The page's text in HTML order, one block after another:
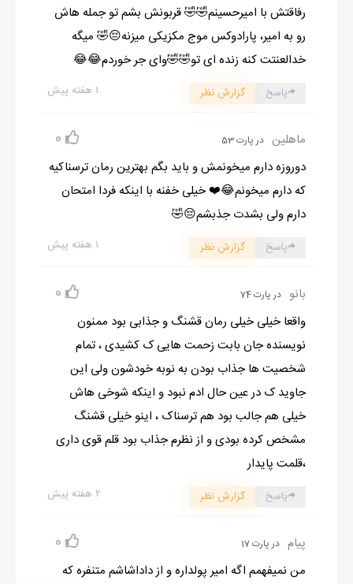
رفاقتش با امیرحسینم🤣🤣 قربونش بشم تو جمله هاش
رو به امیر، پارادوکس موج مکزیکی میزنه😔🤣 میگه
خدالعنتت کنه زنده ای تو🤣🤣وای جر خوردم😂😂
۱ هفته پیش پاسخ گزارش نظر
ماهلین در پارت 53 0
دوروزه دارم میخونمش و باید بگم بهترین رمان ترسناکیه
که دارم میخونم😂❤️ خیلی خفنه با اینکه فردا امتحان
دارم ولی بشدت جذبشم😔🤣
۱ هفته پیش پاسخ گزارش نظر
بانو در پارت 74 0
واقعا خیلی خیلی رمان قشنگ و جذابی بود ممنون
نویسنده جان بابت زحمت هایی ک کشیدی ، تمام
شخصیت ها جذاب بودن به نوبه خودشون ولی این
جاوید ک در عین حال ادم نبود و اینکه شوخی هاش
خیلی هم جالب بود هم ترسناک ، اینو خیلی قشنگ
مشخص کرده بودی و از نظرم جذاب بود قلم قوی داری
،قلمت پایدار
۲ هفته پیش پاسخ گزارش نظر
پیام در پارت 17 0
من نمیفهمم اگه امیر پولداره و از داداشاشم متنفره که